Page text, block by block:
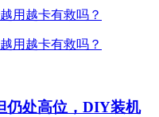
仍处高位，DIY装机